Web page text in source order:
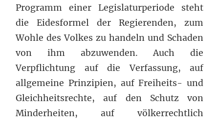
Programm einer Legislaturperiode steht
die Eidesformel der Regierenden, zum
Wohle des Volkes zu handeln und Schaden
von ihm abzuwenden. Auch die
Verpflichtung auf die Verfassung, auf
allgemeine Prinzipien, auf Freiheits- und
Gleichheitsrechte, auf den Schutz von
Minderheiten, auf völkerrechtlich